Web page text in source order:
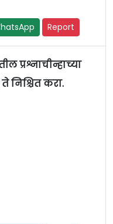
Report
प्रश्नाचीन्हाच्या
निश्चित करा.